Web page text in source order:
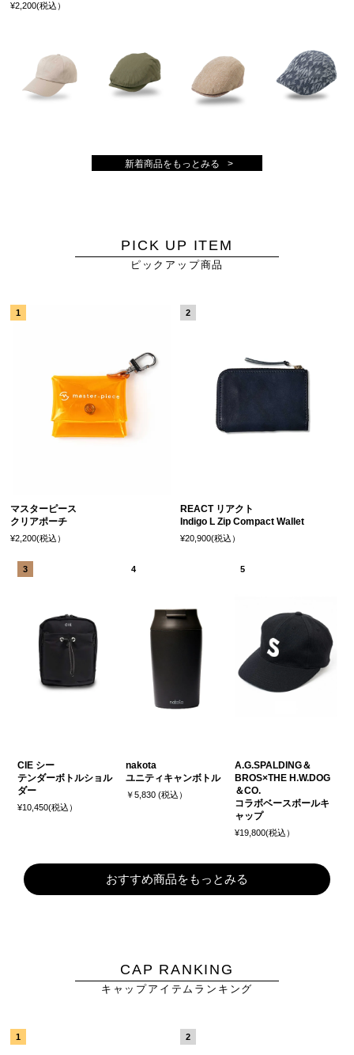
¥2,200(税込）
新着商品をもっとみる
PICK UP ITEM
ピックアップ商品
マスターピース
クリアポーチ
¥2,200(税込）
REACT リアクト
Indigo L Zip Compact Wallet
¥20,900(税込）
CIE シー
テンダーボトルショル
ダー
¥10,450(税込）
nakota
ユニティキャンボトル
￥5,830 (税込）
A.G.SPALDING＆
BROS×THE H.W.DOG
＆CO.
コラボベースボールキ
ャップ
¥19,800(税込）
おすすめ商品をもっとみる
CAP RANKING
キャップアイテムランキング